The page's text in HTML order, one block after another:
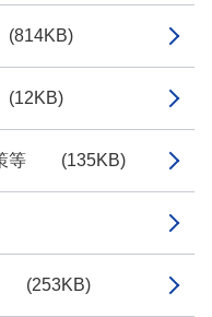
策等 (135KB)
(253KB)